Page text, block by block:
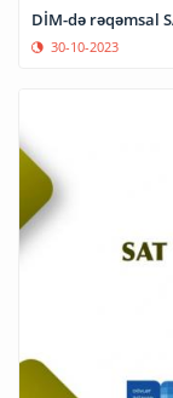
DİM-də rəqəmsal
30-10-2023